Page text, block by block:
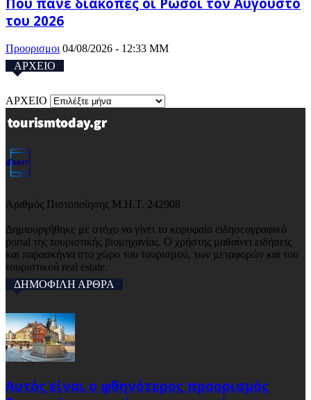
του 2026
Προορισμοι 04/08/2026 - 12:33 ΜΜ
ΑΡΧΕΙΟ
ΑΡΧΕΙΟ
Αριθμός Πιστοποίησης Μ.Η.Τ. 242908
Δημιουργήθηκε με στόχο να γίνει το κορυφαίο ειδησεογραφικό
portal της τουριστικής βιομηχανίας. Ο χρήστης μαθαίνει ειδήσεις
και παρασκήνια στο χώρο του τουρισμού, των μεταφορών και του
τουριστικού real estate.
ΔΗΜΟΦΙΛΗ ΑΡΘΡΑ
Αυτός είναι ο φθηνότερος προορισμός